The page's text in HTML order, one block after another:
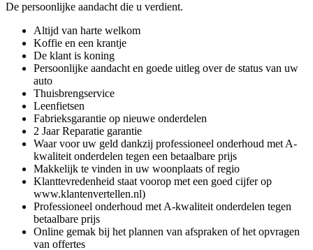
De persoonlijke aandacht die u verdient.
Altijd van harte welkom
Koffie en een krantje
De klant is koning
Persoonlijke aandacht en goede uitleg over de status van uw
auto
Thuisbrengservice
Leenfietsen
Fabrieksgarantie op nieuwe onderdelen
2 Jaar Reparatie garantie
Waar voor uw geld dankzij professioneel onderhoud met A-
kwaliteit onderdelen tegen een betaalbare prijs
Makkelijk te vinden in uw woonplaats of regio
Klanttevredenheid staat voorop met een goed cijfer op
www.klantenvertellen.nl)
Professioneel onderhoud met A-kwaliteit onderdelen tegen
betaalbare prijs
Online gemak bij het plannen van afspraken of het opvragen
van offertes